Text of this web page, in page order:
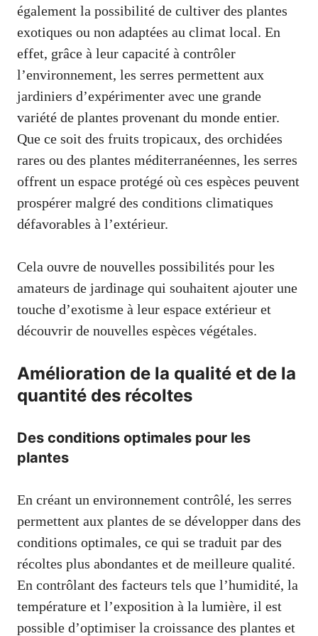
également la possibilité de cultiver des plantes
exotiques ou non adaptées au climat local. En
effet, grâce à leur capacité à contrôler
l’environnement, les serres permettent aux
jardiniers d’expérimenter avec une grande
variété de plantes provenant du monde entier.
Que ce soit des fruits tropicaux, des orchidées
rares ou des plantes méditerranéennes, les serres
offrent un espace protégé où ces espèces peuvent
prospérer malgré des conditions climatiques
défavorables à l’extérieur.
Cela ouvre de nouvelles possibilités pour les
amateurs de jardinage qui souhaitent ajouter une
touche d’exotisme à leur espace extérieur et
découvrir de nouvelles espèces végétales.
Amélioration de la qualité et de la
quantité des récoltes
Des conditions optimales pour les
plantes
En créant un environnement contrôlé, les serres
permettent aux plantes de se développer dans des
conditions optimales, ce qui se traduit par des
récoltes plus abondantes et de meilleure qualité.
En contrôlant des facteurs tels que l’humidité, la
température et l’exposition à la lumière, il est
possible d’optimiser la croissance des plantes et